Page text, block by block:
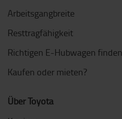
Arbeitsgangbreite
Resttragfähigkeit
Richtigen E-Hubwagen finden
Kaufen oder mieten?
Über Toyota